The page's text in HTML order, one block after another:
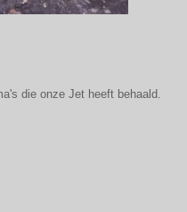
die onze Jet heeft behaald.